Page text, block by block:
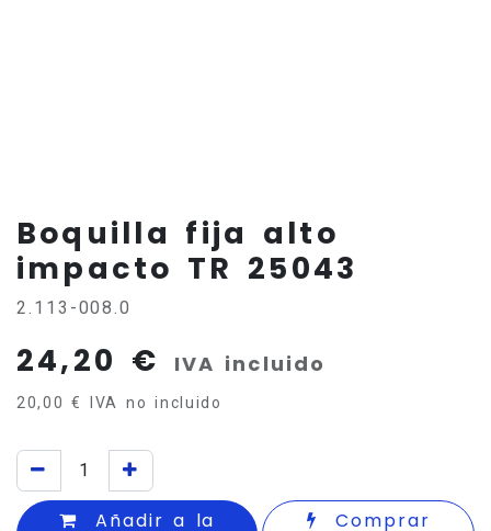
Boquilla fija alto
impacto TR 25043
2.113-008.0
24,20 € IVA incluido
20,00 € IVA no incluido
Añadir a la Comprar